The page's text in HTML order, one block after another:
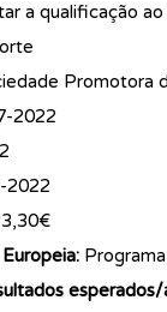
a qualificação
Promotora
2022
2022
esperados/